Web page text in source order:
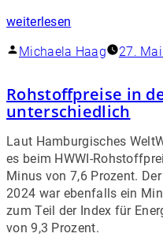
weiterlesen
Michaela Haag
27.
Rohstoffpreise in
unterschiedlich
Laut Hamburgisches
es beim HWWI-
Minus von 7,6 Prozent.
2024 war ebenfalls ein
zum Teil der Index für
von 9,3 Prozent.